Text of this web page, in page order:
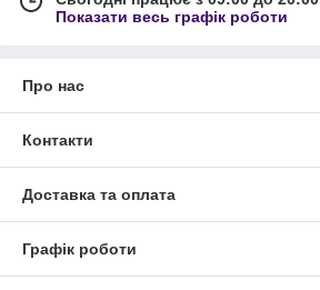
Показати весь графік роботи
Про нас
Контакти
Доставка та оплата
Графік роботи